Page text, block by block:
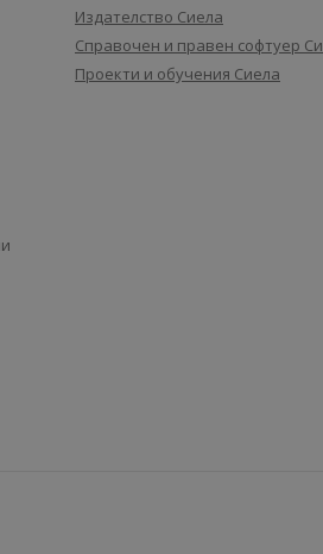
Издателство Сиела
Справочен и правен софтуер
Проекти и обучения Сиела